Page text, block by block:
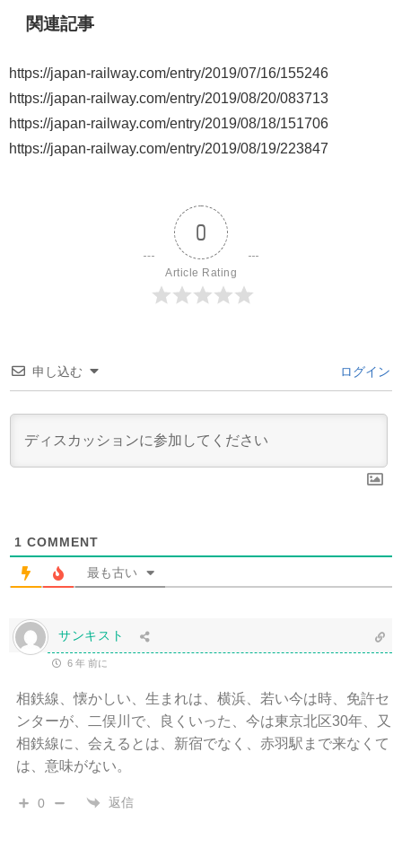
関連記事
https://japan-railway.com/entry/2019/07/16/155246
https://japan-railway.com/entry/2019/08/20/083713
https://japan-railway.com/entry/2019/08/18/151706
https://japan-railway.com/entry/2019/08/19/223847
0
Article Rating
申し込む ログイン
1 COMMENT
最も古い
サンキスト
6 年 前に
相鉄線、懐かしい、生まれは、横浜、若い今は時、免許セ
ンターが、二俣川で、良くいった、今は東京北区30年、又
相鉄線に、会えるとは、新宿でなく、赤羽駅まで来なくて
は、意味がない。
0 返信